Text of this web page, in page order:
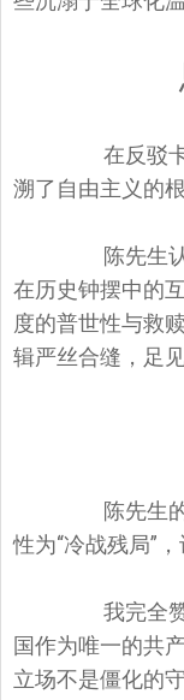
在反驳卡
溯了自由主义的
陈先生认
在历史钟摆中的
度的普世性与救
辑严丝合缝，足
陈先生的
性为“冷战残局”
我完全赞
国作为唯一的共
立场不是僵化的